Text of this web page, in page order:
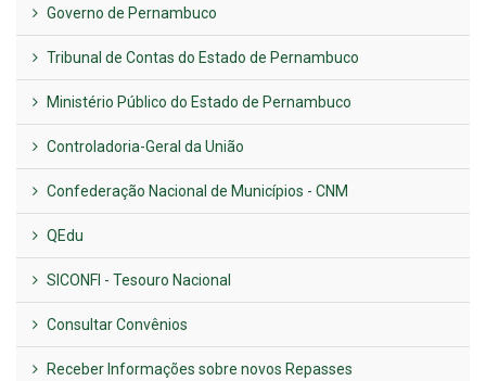
Governo de Pernambuco
Tribunal de Contas do Estado de Pernambuco
Ministério Público do Estado de Pernambuco
Controladoria-Geral da União
Confederação Nacional de Municípios - CNM
QEdu
SICONFI - Tesouro Nacional
Consultar Convênios
Receber Informações sobre novos Repasses